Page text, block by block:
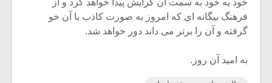
فرهنگ بیگانه ای که امروز به صورت کاذب با آن خو
گرفته و آن را برتر می داند دور خواهد شد.
به امید آن روز.